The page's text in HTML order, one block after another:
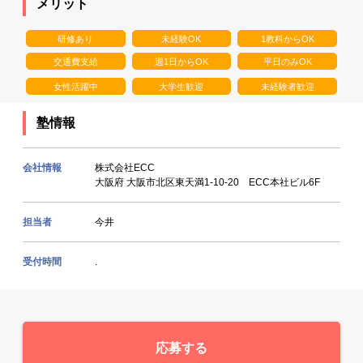
メリット
研修あり 未経験OK 1教科からOK
交通費支給 週1日からOK 平日のみOK
女性活躍中 大学生歓迎 未経験者歓迎
塾情報
会社情報
株式会社ECC
大阪府 大阪市北区東天満1-10-20 ECC本社ビル6F
担当者 今井
受付時間 .
応募する